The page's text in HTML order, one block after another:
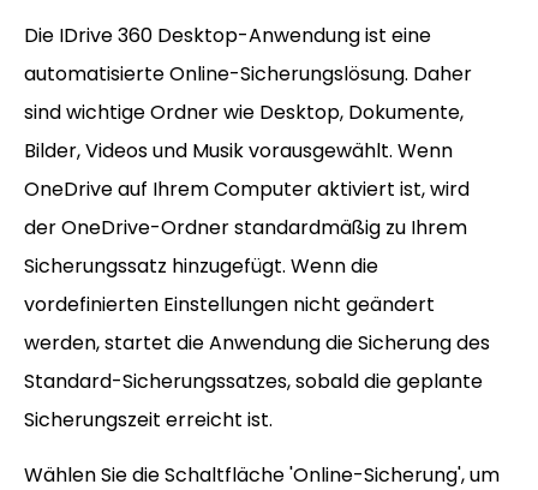
Die IDrive 360 Desktop-Anwendung ist eine
automatisierte Online-Sicherungslösung. Daher
sind wichtige Ordner wie Desktop, Dokumente,
Bilder, Videos und Musik voraus­gewählt. Wenn
OneDrive auf Ihrem Computer aktiviert ist, wird
der OneDrive-Ordner standardmäßig zu Ihrem
Sicherungssatz hinzugefügt. Wenn die
vordefinierten Einstellungen nicht geändert
werden, startet die Anwendung die Sicherung des
Standard-Sicherungssatzes, sobald die geplante
Sicherungszeit erreicht ist.
Wählen Sie die Schaltfläche 'Online-Sicherung', um